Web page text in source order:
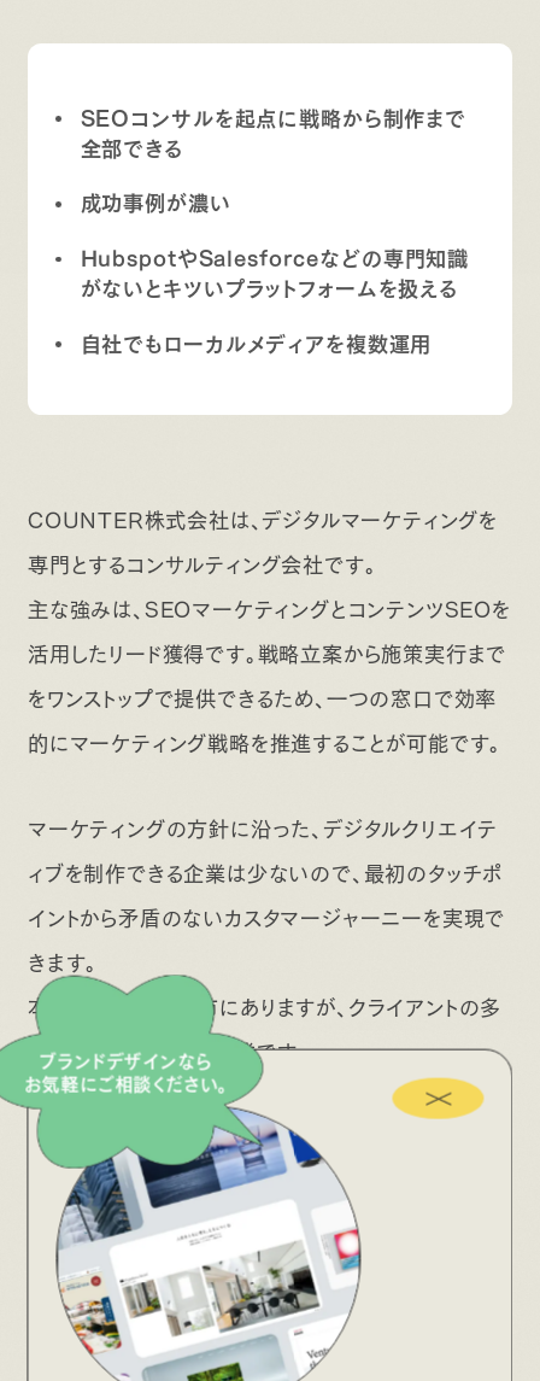
ブランドデザインなら
お気軽にご相談ください。
SEOコンサルを起点に戦略から制作まで
全部できる
成功事例が濃い
HubspotやSalesforceなどの専門知識
がないとキツいプラットフォームを扱える
自社でもローカルメディアを複数運用
COUNTER株式会社は、デジタルマーケティングを
専門とするコンサルティング会社です。
主な強みは、SEOマーケティングとコンテンツSEOを
活用したリード獲得です。戦略立案から施策実行まで
をワンストップで提供できるため、一つの窓口で効率
的にマーケティング戦略を推進することが可能です。
マーケティングの方針に沿った、デジタルクリエイテ
ィブを制作できる企業は少ないので、最初のタッチポ
イントから矛盾のないカスタマージャーニーを実現で
きます。
本社は埼玉県越谷市にありますが、クライアントの多
くは東京都内の大手企業です。
独自開発のAIを使った記事作成サービス
さらに、独自開発のAIアプリケーションを活用したブ
ログ制作やコンテンツディレクションにも定評があり